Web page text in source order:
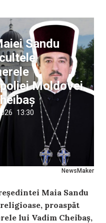
NewsMaker
Sandu
Moldovei.
13:30
Maia Sandu
proaspăt
lui Vadim Cheibaș,